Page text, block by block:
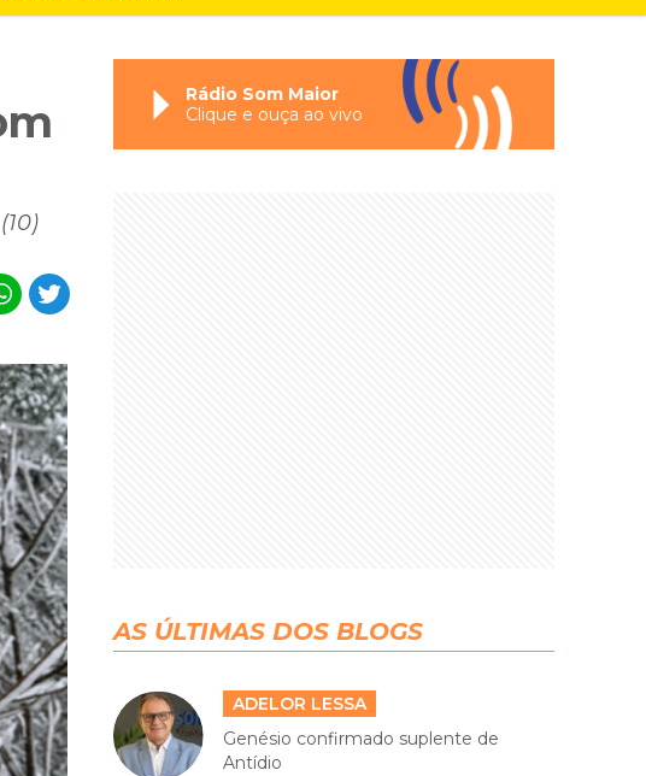
Rádio Som Maior
Clique e ouça ao vivo
AS ÚLTIMAS DOS BLOGS
ADELOR LESSA
Genésio confirmado suplente de
Antídio